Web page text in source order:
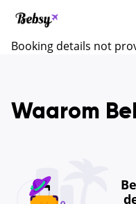
Booking details not
Waarom